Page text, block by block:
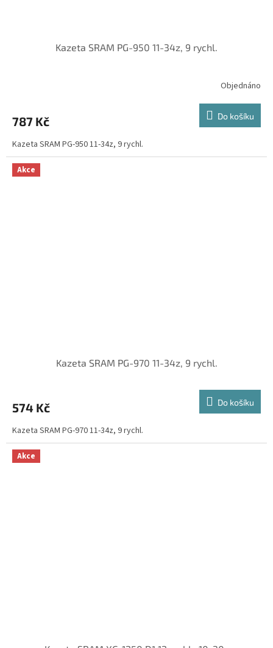
Kazeta SRAM PG-950 11-34z, 9 rychl.
Objednáno
787 Kč Do košíku
Kazeta SRAM PG-950 11-34z, 9 rychl.
Akce
Kazeta SRAM PG-970 11-34z, 9 rychl.
574 Kč Do košíku
Kazeta SRAM PG-970 11-34z, 9 rychl.
Akce